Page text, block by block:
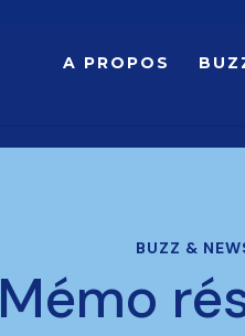
A PROPOS
BUZZ &
Mémo